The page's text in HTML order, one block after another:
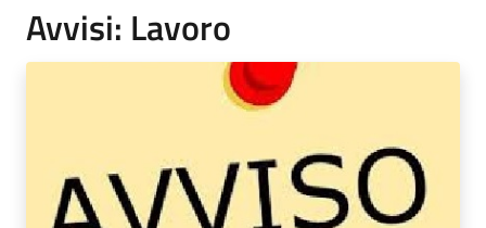
Avvisi: Lavoro